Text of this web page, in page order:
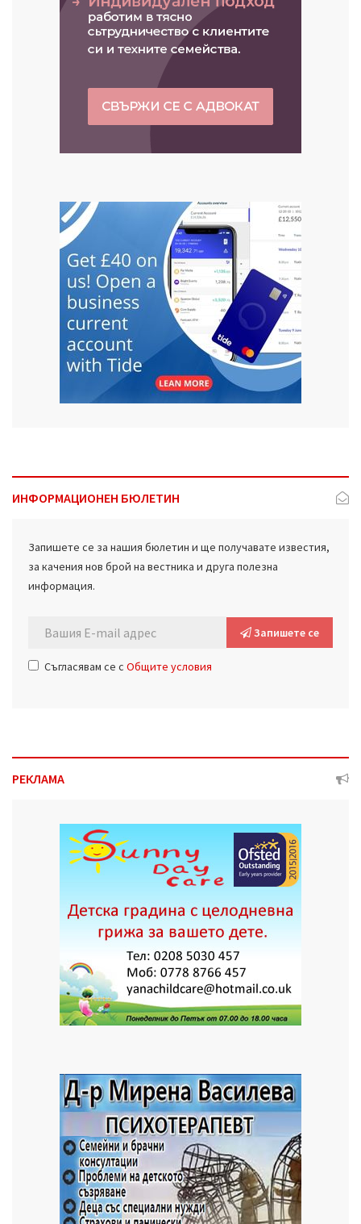
ИНФОРМАЦИОНЕН БЮЛЕТИН
Запишете се за нашия бюлетин и ще получавате известия,
за качения нов брой на вестника и друга полезна
информация.
Запишете се
Съгласявам се с Общите условия
РЕКЛАМА